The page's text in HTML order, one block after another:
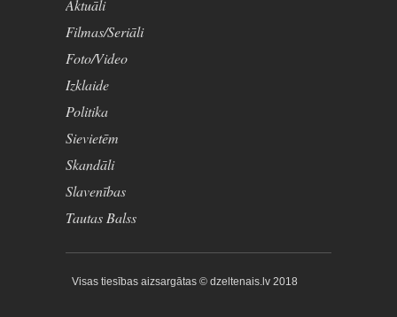
Aktuāli
Filmas/Seriāli
Foto/Video
Izklaide
Politika
Sievietēm
Skandāli
Slavenības
Tautas Balss
Visas tiesības aizsargātas © dzeltenais.lv 2018